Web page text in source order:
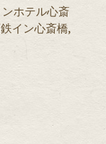
ホテル心斎
イン心斎橋,